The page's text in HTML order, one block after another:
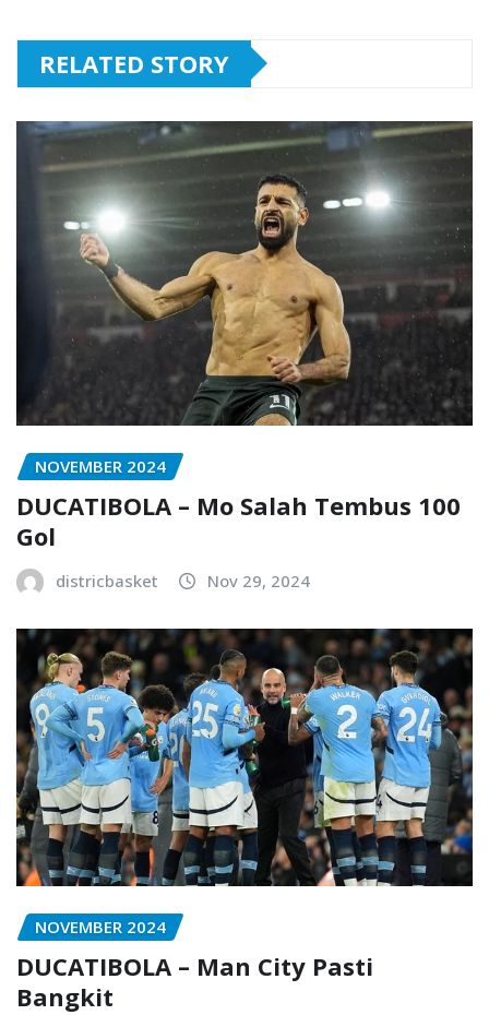
RELATED STORY
NOVEMBER 2024
DUCATIBOLA – Mo Salah Tembus 100
Gol
districbasket Nov 29, 2024
NOVEMBER 2024
DUCATIBOLA – Man City Pasti
Bangkit